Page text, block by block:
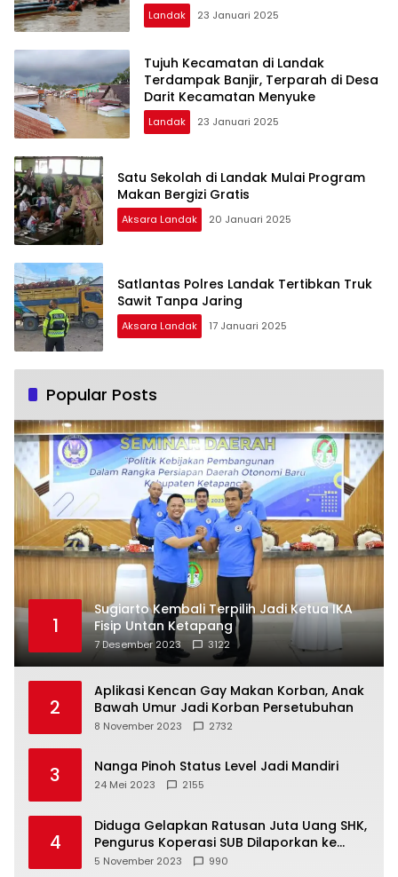
Landak 23 Januari 2025
Tujuh Kecamatan di Landak
Terdampak Banjir, Terparah di Desa
Darit Kecamatan Menyuke
Landak 23 Januari 2025
Satu Sekolah di Landak Mulai Program
Makan Bergizi Gratis
Aksara Landak 20 Januari 2025
Satlantas Polres Landak Tertibkan Truk
Sawit Tanpa Jaring
Aksara Landak 17 Januari 2025
Popular Posts
1
Sugiarto Kembali Terpilih Jadi Ketua IKA
Fisip Untan Ketapang
7 Desember 2023 3122
2
Aplikasi Kencan Gay Makan Korban, Anak
Bawah Umur Jadi Korban Persetubuhan
8 November 2023 2732
3 Nanga Pinoh Status Level Jadi Mandiri
24 Mei 2023 2155
4
Diduga Gelapkan Ratusan Juta Uang SHK,
Pengurus Koperasi SUB Dilaporkan ke
Polisi
5 November 2023 990